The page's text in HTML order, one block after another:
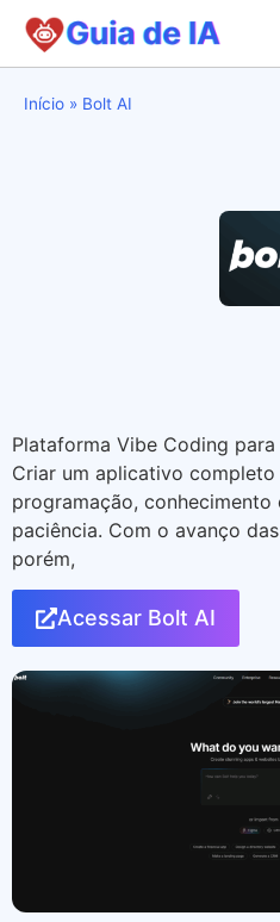
Início » Bolt AI
Plataforma Vibe Coding
Criar um aplicativo
programação,
paciência. Com o avanço
porém,
Acessar Bolt AI